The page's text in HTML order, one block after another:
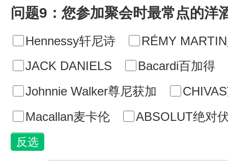
问题9：您参加聚会时最常点的洋
Hennessy轩尼诗
RÉMY
JACK DANIELS
Bacardi百加得
Johnnie Walker尊尼获加
Macallan麦卡伦
ABSOLUT绝对